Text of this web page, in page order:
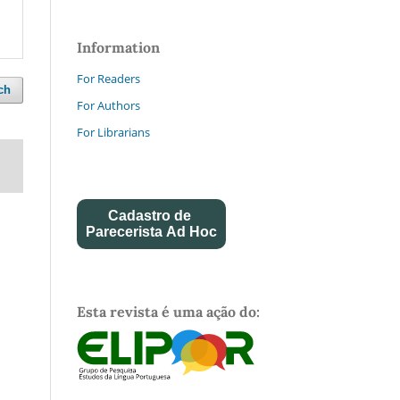
Information
For Readers
For Authors
For Librarians
Cadastro de
Parecerista Ad Hoc
Esta revista é uma ação do: